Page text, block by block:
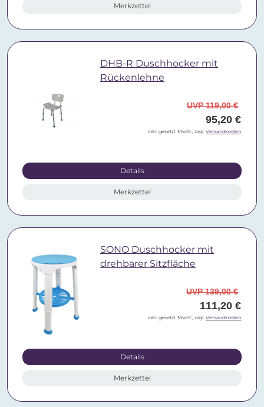
Merkzettel
DHB-R Duschhocker mit
Rückenlehne
UVP 119,00 €
95,20 €
inkl. gesetzl. MwSt., zzgl.Versandkosten
Details
Merkzettel
SONO Duschhocker mit
drehbarer Sitzfläche
UVP 139,00 €
111,20 €
inkl. gesetzl. MwSt., zzgl.Versandkosten
Details
Merkzettel